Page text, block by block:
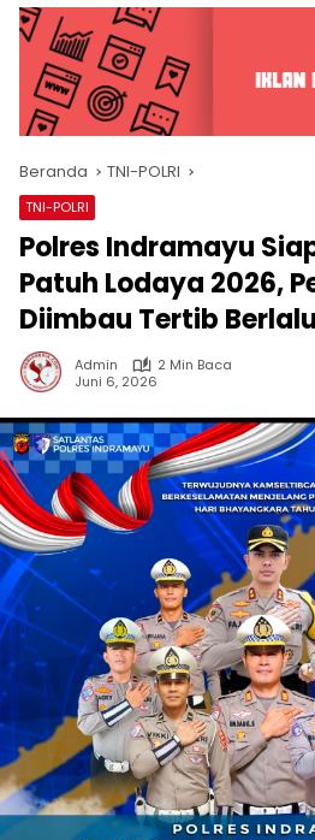
Beranda TNI-POLRI
TNI-POLRI
Polres Indramayu
Patuh Lodaya 2026,
Diimbau Tertib
Admin
2 Min Baca
Juni 6, 2026